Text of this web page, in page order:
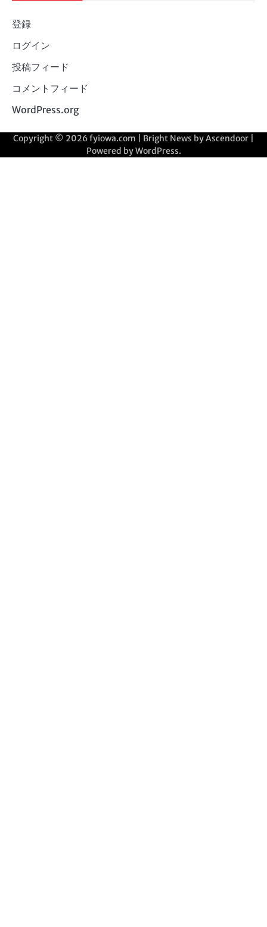
登録
ログイン
投稿フィード
コメントフィード
WordPress.org
Copyright © 2026fyiowa.com | Bright News byAscendoor
Powered byWordPress.